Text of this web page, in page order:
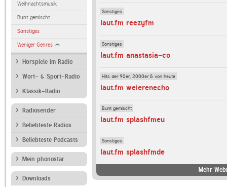
Weihnachtsmusik
Bunt gemischt
Sonstiges
Weniger Genres
Hörspiele im Radio
Wort- & Sport-Radio
Klassik-Radio
Radiosender
Beliebteste Radios
Beliebteste Podcasts
Mein phonostar
Downloads
Sonstiges
laut.fm reezyfm
Sonstiges
laut.fm anastasia-co
Hits der 90er, 2000er & von heute
laut.fm weierenecho
Bunt gemischt
laut.fm splashfmeu
Sonstiges
laut.fm splashfmde
Mehr